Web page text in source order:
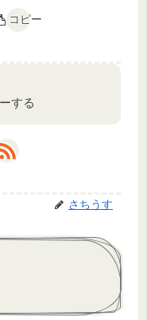
コピー
する
さちうす